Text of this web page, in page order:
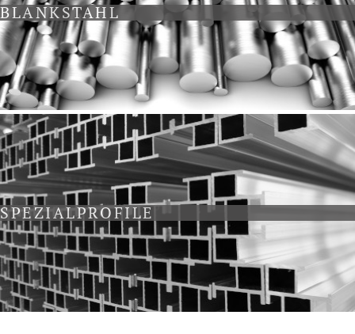
BLANKSTAHL
SPEZIALPROFILE